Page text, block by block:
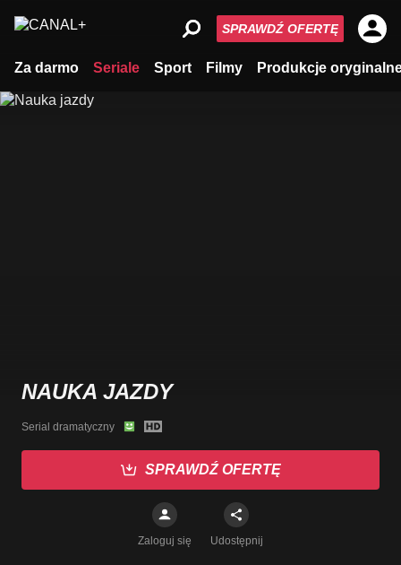
Za darmo Seriale Sport Filmy Produkcje
SPRAWDŹ OFERTĘ
NAUKA JAZDY
Serial dramatyczny
SPRAWDŹ OFERTĘ
Zaloguj się Udostępnij